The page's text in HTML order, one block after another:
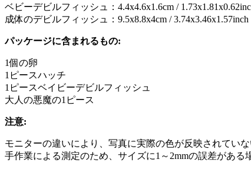
ベビーデビルフィッシュ：4.4x4.6x1.6cm /
成体のデビルフィッシュ：9.5x8.8x4cm / 3.74x3.46x1.57inch
パッケージに含まれるもの:
1個の卵
1ピースハッチ
1ピースベイビーデビルフィッシュ
大人の悪魔の1ピース
注意:
モニターの違いにより、写真に実際の色が反映されていな
手作業による測定のため、サイズに1～2mmの誤差がある